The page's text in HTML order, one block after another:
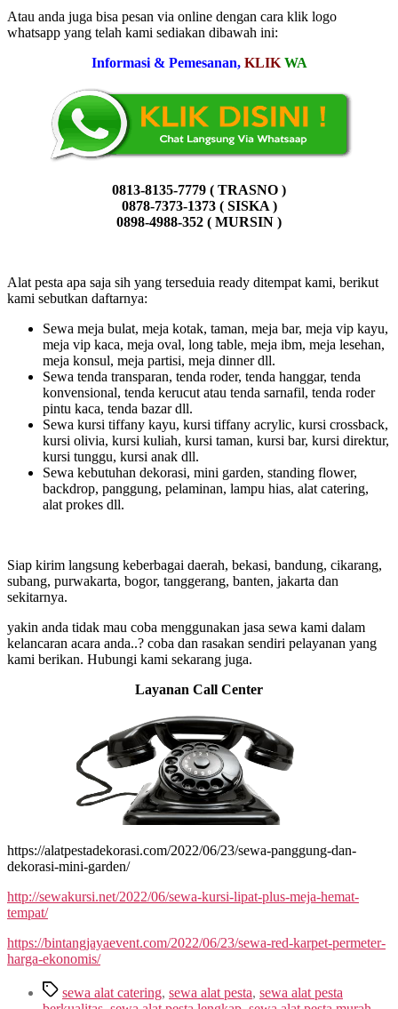
Atau anda juga bisa pesan via online dengan cara klik logo
whatsapp yang telah kami sediakan dibawah ini:
Informasi & Pemesanan, KLIK WA
0813-8135-7779 ( TRASNO )
0878-7373-1373 ( SISKA )
0898-4988-352 ( MURSIN )
Alat pesta apa saja sih yang terseduia ready ditempat kami, berikut
kami sebutkan daftarnya:
Sewa meja bulat, meja kotak, taman, meja bar, meja vip kayu,
meja vip kaca, meja oval, long table, meja ibm, meja lesehan,
meja konsul, meja partisi, meja dinner dll.
Sewa tenda transparan, tenda roder, tenda hanggar, tenda
konvensional, tenda kerucut atau tenda sarnafil, tenda roder
pintu kaca, tenda bazar dll.
Sewa kursi tiffany kayu, kursi tiffany acrylic, kursi crossback,
kursi olivia, kursi kuliah, kursi taman, kursi bar, kursi direktur,
kursi tunggu, kursi anak dll.
Sewa kebutuhan dekorasi, mini garden, standing flower,
backdrop, panggung, pelaminan, lampu hias, alat catering,
alat prokes dll.
Siap kirim langsung keberbagai daerah, bekasi, bandung, cikarang,
subang, purwakarta, bogor, tanggerang, banten, jakarta dan
sekitarnya.
yakin anda tidak mau coba menggunakan jasa sewa kami dalam
kelancaran acara anda..? coba dan rasakan sendiri pelayanan yang
kami berikan. Hubungi kami sekarang juga.
Layanan Call Center
https://alatpestadekorasi.com/2022/06/23/sewa-panggung-dan-
dekorasi-mini-garden/
http://sewakursi.net/2022/06/sewa-kursi-lipat-plus-meja-hemat-
tempat/
https://bintangjayaevent.com/2022/06/23/sewa-red-karpet-permeter-
harga-ekonomis/
Tagssewa alat catering, sewa alat pesta, sewa alat pesta